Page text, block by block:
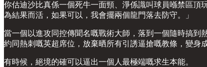
你估迪沙比真係一個死牛一面頸、淨係識叫球員喺禁區頂
為結果而活，如果可以，我會擺兩個龍門落去防守。」
當一個以進攻同控傳聞名嘅戰術大師，落到一個隨時搞到
約同熱刺嘅英超席位，放棄晒所有引誘逼搶嘅教條，變身
有時候，絕境的確可以逼出一個人最極端嘅求生本能。